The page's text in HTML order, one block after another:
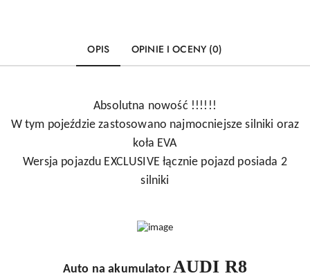
OPIS OPINIE I OCENY (0)
Absolutna nowość !!!!!!
W tym pojeździe zastosowano najmocniejsze silniki oraz
koła EVA
Wersja pojazdu EXCLUSIVE łącznie pojazd posiada 2
silniki
Auto na akumulator AUDI R8